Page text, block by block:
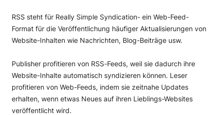
RSS steht für Really Simple Syndication- ein Web-Feed-
Format für die Veröffentlichung häufiger Aktualisierungen von
Website-Inhalten wie Nachrichten, Blog-Beiträge usw.
Publisher profitieren von RSS-Feeds, weil sie dadurch ihre
Website-Inhalte automatisch syndizieren können. Leser
profitieren von Web-Feeds, indem sie zeitnahe Updates
erhalten, wenn etwas Neues auf ihren Lieblings-Websites
veröffentlicht wird.